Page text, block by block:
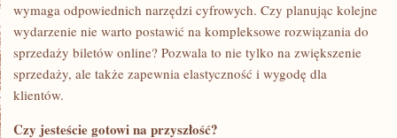
wymaga odpowiednich narzędzi cyfrowych. Czy planując kolejne
wydarzenie nie warto postawić na kompleksowe rozwiązania do
sprzedaży biletów online? Pozwala to nie tylko na zwiększenie
sprzedaży, ale także zapewnia elastyczność i wygodę dla
klientów.
Czy jesteście gotowi na przyszłość?